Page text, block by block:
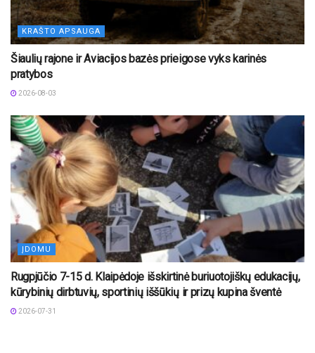
KRAŠTO APSAUGA
Šiaulių rajone ir Aviacijos bazės prieigose vyks karinės
pratybos
2026-08-03
ĮDOMU
Rugpjūčio 7-15 d. Klaipėdoje išskirtinė buriuotojiškų edukacijų,
kūrybinių dirbtuvių, sportinių iššūkių ir prizų kupina šventė
2026-07-31